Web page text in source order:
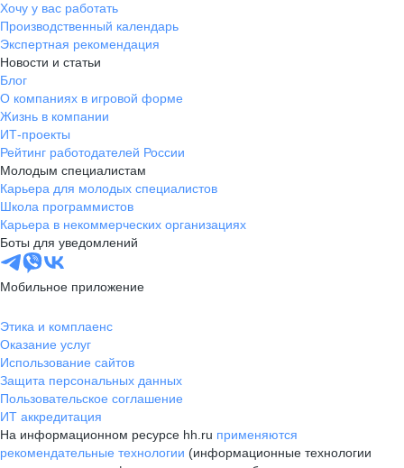
Хочу у вас работать
Производственный календарь
Экспертная рекомендация
Новости и статьи
Блог
О компаниях в игровой форме
Жизнь в компании
ИТ-проекты
Рейтинг работодателей России
Молодым специалистам
Карьера для молодых специалистов
Школа программистов
Карьера в некоммерческих организациях
Боты для уведомлений
Мобильное приложение
Этика и комплаенс
Оказание услуг
Использование сайтов
Защита персональных данных
Пользовательское соглашение
ИТ аккредитация
На информационном ресурсе hh.ru применяются
рекомендательные технологии (информационные технологии